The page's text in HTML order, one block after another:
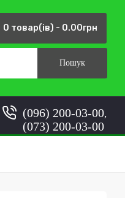
0 товар(ів) - 0.00грн
Пошук
(096) 200-03-00,
(073) 200-03-00